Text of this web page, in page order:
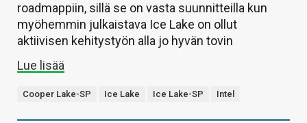
roadmappiin, sillä se on vasta suunnitteilla kun
myöhemmin julkaistava Ice Lake on ollut
aktiivisen kehitystyön alla jo hyvän tovin
Lue lisää
Cooper Lake-SP Ice Lake Ice Lake-SP Intel